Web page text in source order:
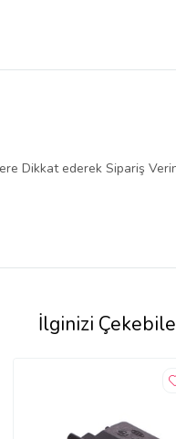
Dikkat ederek Sipariş
İlginizi